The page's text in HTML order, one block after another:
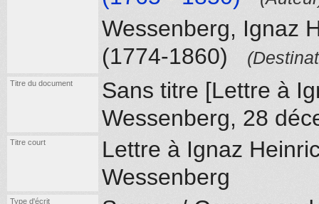
Wessenberg, Ignaz
(1774-1860)
Titre du document
Sans titre [Lettre à
Wessenberg, 28
Titre court
Lettre à Ignaz
Wessenberg
Type d'écrit